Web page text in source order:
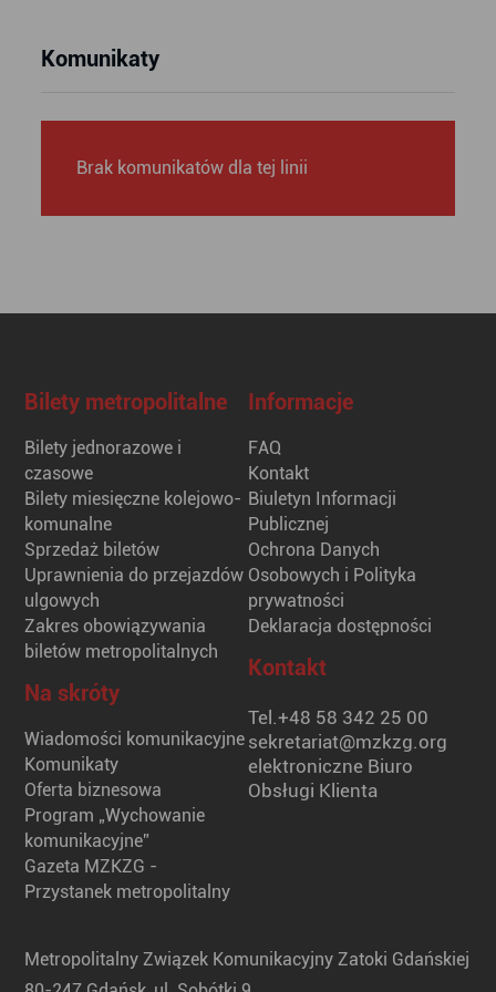
Komunikaty
Brak komunikatów dla tej linii
Bilety metropolitalne
Bilety jednorazowe i
czasowe
Bilety miesięczne kolejowo-
komunalne
Sprzedaż biletów
Uprawnienia do przejazdów
ulgowych
Zakres obowiązywania
biletów metropolitalnych
Na skróty
Wiadomości komunikacyjne
Komunikaty
Oferta biznesowa
Program „Wychowanie
komunikacyjne”
Gazeta MZKZG -
Przystanek metropolitalny
Informacje
FAQ
Kontakt
Biuletyn Informacji
Publicznej
Ochrona Danych
Osobowych i Polityka
prywatności
Deklaracja dostępności
Kontakt
Tel.+48 58 342 25 00
sekretariat@mzkzg.org
elektroniczne Biuro
Obsługi Klienta
Metropolitalny Związek Komunikacyjny Zatoki Gdańskiej